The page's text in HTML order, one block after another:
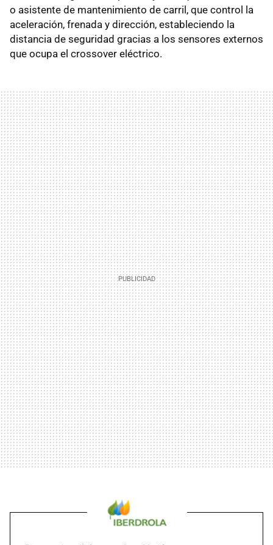
o asistente de mantenimiento de carril, que control la
aceleración, frenada y dirección, estableciendo la
distancia de seguridad gracias a los sensores externos
que ocupa el crossover eléctrico.